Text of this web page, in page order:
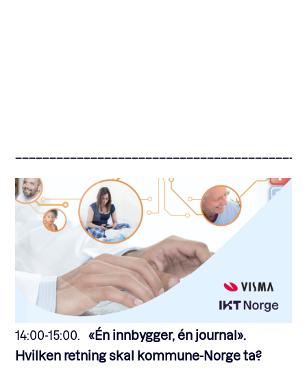
14:00-15:00. «Én innbygger, én journal».
Hvilken retning skal kommune-Norge ta?